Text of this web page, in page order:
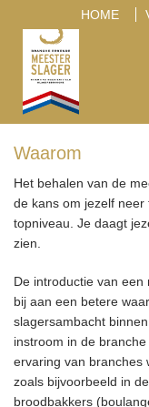
HOME
Waarom
Het behalen van de
de kans om jezelf
topniveau. Je daagt
zien.
De introductie van
bij aan een betere
slagersambacht
instroom in de
ervaring van branches
zoals bijvoorbeeld in
broodbakkers